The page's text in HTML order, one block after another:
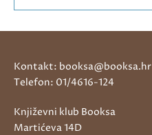
Kontakt: booksa@booksa.hr
Telefon: 01/4616-124
Književni klub Booksa
Martićeva 14D